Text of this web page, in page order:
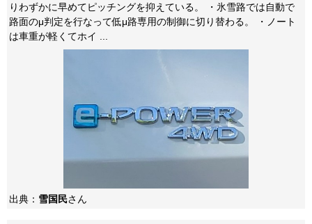
りわずかに早めてピッチングを抑えている。 ・氷雪路では自動で
路面のμ判定を行なって低μ路専用の制御に切り替わる。 ・ノート
は車重が軽くてホイ ...
出典： 雪国民さん